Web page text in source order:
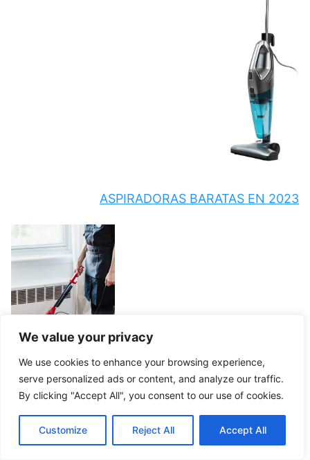
We value your privacy
We use cookies to enhance your browsing experience,
serve personalized ads or content, and analyze our traffic.
By clicking "Accept All", you consent to our use of cookies.
Customize Reject All Accept All
ASPIRADORAS BARATAS EN 2023
CATÁLOGO DE LAS ASPIRADORAS MÁS
VENDIDAS EN 2026